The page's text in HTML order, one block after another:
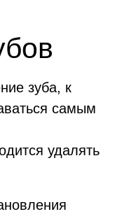
зуба, к
самым
удалять